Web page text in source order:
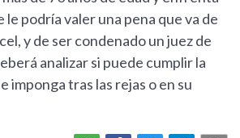
le podría valer una pena que va de
y de ser condenado un juez de
analizar si puede cumplir la
imponga tras las rejas o en su